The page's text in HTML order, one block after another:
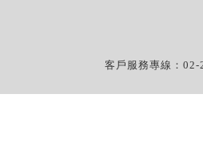
客戶服務專線：